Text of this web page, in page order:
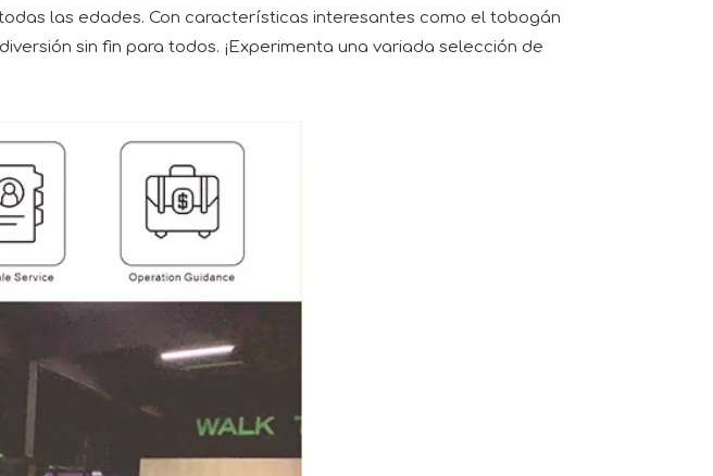
las edades. Con características interesantes como el tobogán
sin fin para todos. ¡Experimenta una variada selección de